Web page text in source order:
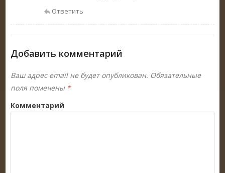
Ответить
Добавить комментарий
Ваш адрес email не будет опубликован. Обязательные
поля помечены *
Комментарий